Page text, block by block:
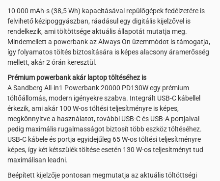
10 000 mAh-s (38,5 Wh) kapacitásával repülőgépek fedélzetére is
felvihető kézipoggyászban, ráadásul egy digitális kijelzővel is
rendelkezik, ami töltöttsége aktuális állapotát mutatja meg.
Mindemellett a powerbank az Always On üzemmódot is támogatja,
így folyamatos töltés biztosítására is képes alacsony áramerősség
mellett, akár 2 órán keresztül.
Prémium powerbank akár laptop töltéséhez is
A Sandberg All-in1 Powerbank 20000 PD130W egy prémium
töltőállomás, modern igényekre szabva. Integrált USB-C kábellel
érkezik, ami akár 100 W-os töltési teljesítményre is képes,
megkönnyítve a használatot, további USB-C és USB-A portjaival
pedig maximális rugalmasságot biztosít több eszköz töltéséhez.
USB-C kábele és portja egyidejűleg 65 W-os töltési teljesítményre
képes, így két kétszülék töltése esetén 130 W-os teljesítményt tud
maximálisan leadni.
Beépített kijelzője pontosan megmutatja az aktuális töltöttségi